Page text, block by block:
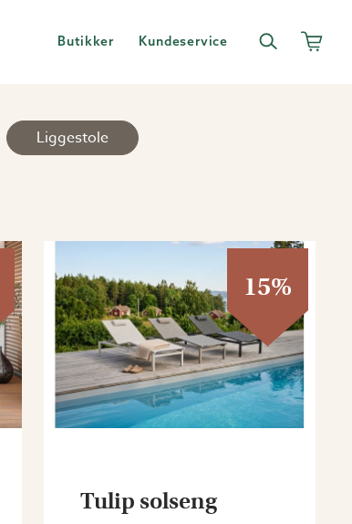
Butikker Kundeservice
Liggestole
15%
Tulip solseng